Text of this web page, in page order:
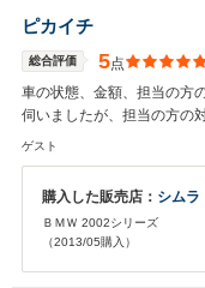
ピカイチ
総合評価 5点
車の状態、金額、担当の方
伺いましたが、担当の方の
ゲスト
購入した販売店： シムラ
ＢＭＷ 2002シリーズ
（2013/05購入）